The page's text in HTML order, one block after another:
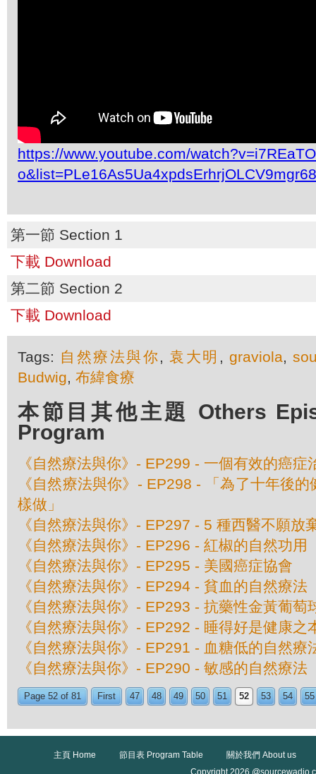
https://www.youtube.com/
第一節 Section 1
下載 Download
第二節 Section 2
下載 Download
Tags: 自然療法與你,袁大明 ,graviola,
Budwig, 布緯食療
本節目其他主題 Others
Program
《自然療法與你》- EP299 - 一個有效的癌症
《自然療法與你》- EP298 - 「為了十年後
樣做」
《自然療法與你》- EP297 - 5 種西醫不願放
《自然療法與你》- EP296 - 紅椒的自然功用
《自然療法與你》- EP295 - 美國癌症協會
《自然療法與你》- EP294 - 貧血的自然療法
《自然療法與你》- EP293 - 抗藥性金黃葡萄
《自然療法與你》- EP292 - 睡得好是健康之
《自然療法與你》- EP291 - 血糖低的自然療
《自然療法與你》- EP290 - 敏感的自然療法
Page 52 of 81 First 47 48 49 50 51 52 53 54 55
主頁 Home 節目表 Program Table
關於我們 About us
Copyright 2026